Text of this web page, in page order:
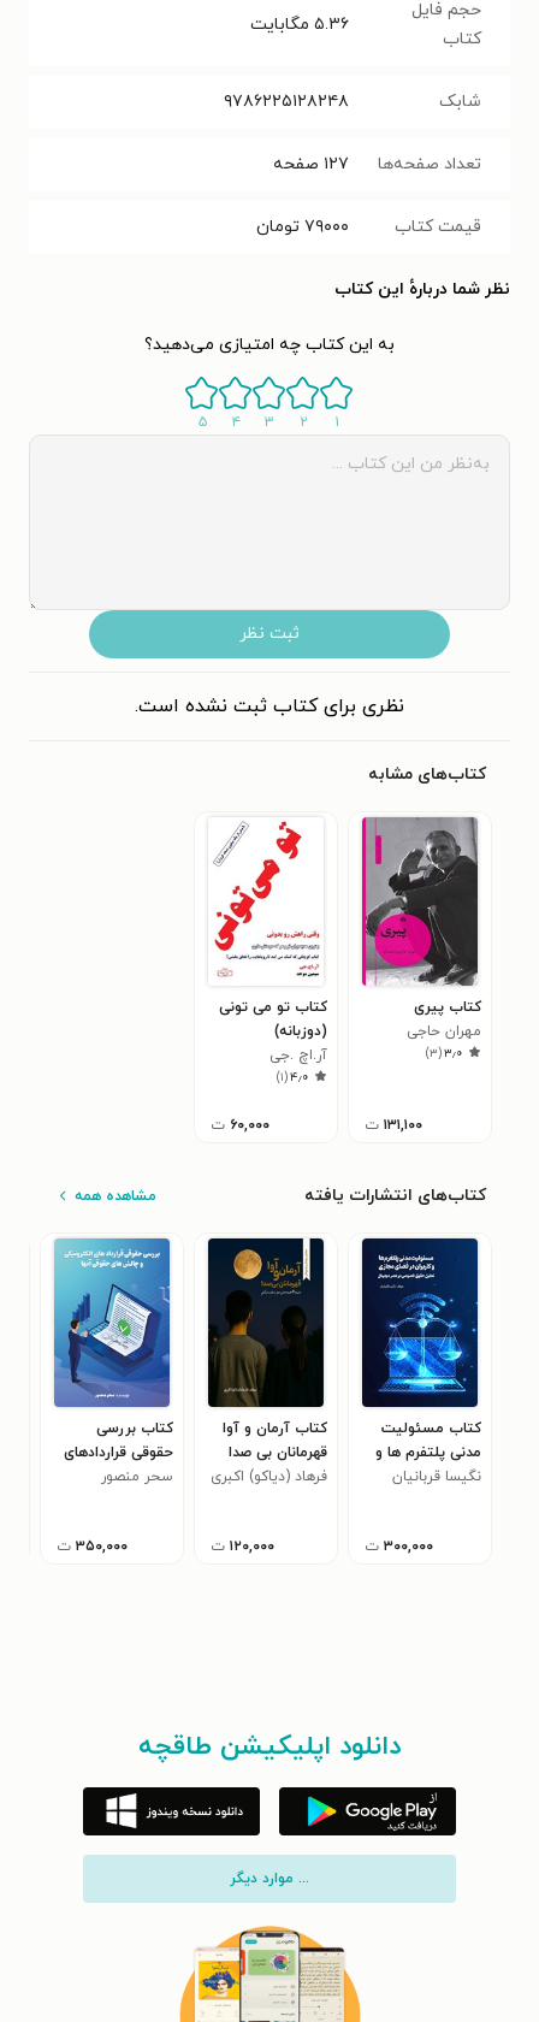
حجم فایل
کتاب
۵.۳۶ مگابایت
شابک ‭۹۷۸۶۲۲۵۱۲۸۲۴۸‬‬‬‬
تعداد صفحه‌ها ۱۲۷ صفحه
قیمت کتاب ۷۹۰۰۰ تومان
نظر شما دربارهٔ این کتاب
به این کتاب چه امتیازی می‌دهید؟
۱ ۲ ۳ ۴ ۵
ثبت نظر
نظری برای کتاب ثبت نشده است.
کتاب‌های مشابه
کتاب پیری
مهران حاجی
محمدیان
۳٫۰(۳)
۱۳۱,۱۰۰ ت
کتاب تو می تونی
(دوزبانه)
آر.اچ .جی
۴٫۰(۱)
۶۰,۰۰۰ ت
کتاب‌های انتشارات یافته مشاهده همه
کتاب مسئولیت
مدنی پلتفرم ها و
کاربران در فضای
نگیسا قربانیان
۳۰۰,۰۰۰ ت
کتاب آرمان و آوا
قهرمانان بی صدا
فرهاد (دیاکو) اکبری
۱۲۰,۰۰۰ ت
کتاب بررسی
حقوقی قراردادهای
الکترونیکی و چالش
سحر منصور
۳۵۰,۰۰۰ ت
دانلود اپلیکیشن طاقچه
... موارد دیگر